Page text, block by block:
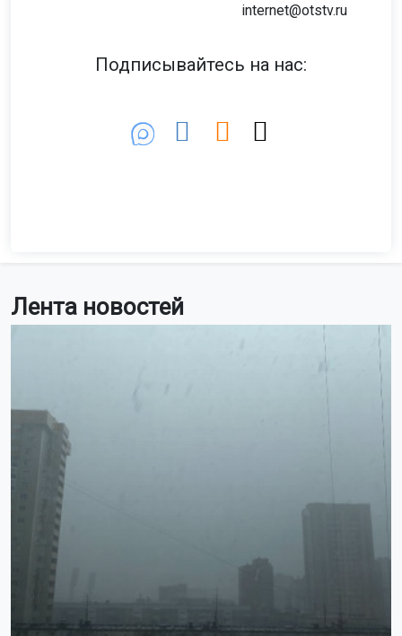
Лента новостей
internet@otstv.ru
Подписывайтесь на нас: